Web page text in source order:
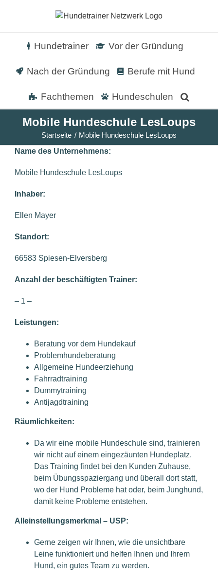
Hundetrainer Vor der Gründung
Nach der Gründung Berufe mit Hund
Fachthemen Hundeschulen
Mobile Hundeschule LesLoups
Startseite
Mobile Hundeschule LesLoups
Name des Unternehmens:
Mobile Hundeschule LesLoups
Inhaber:
Ellen Mayer
Standort:
66583 Spiesen-Elversberg
Anzahl der beschäftigten Trainer:
– 1 –
Leistungen:
Beratung vor dem Hundekauf
Problemhundeberatung
Allgemeine Hundeerziehung
Fahrradtraining
Dummytraining
Antijagdtraining
Räumlichkeiten:
Da wir eine mobile Hundeschule sind, trainieren
wir nicht auf einem eingezäunten Hundeplatz.
Das Training findet bei den Kunden Zuhause,
beim Übungsspaziergang und überall dort statt,
wo der Hund Probleme hat oder, beim Junghund,
damit keine Probleme entstehen.
Alleinstellungsmerkmal – USP:
Gerne zeigen wir Ihnen, wie die unsichtbare
Leine funktioniert und helfen Ihnen und Ihrem
Hund, ein gutes Team zu werden.